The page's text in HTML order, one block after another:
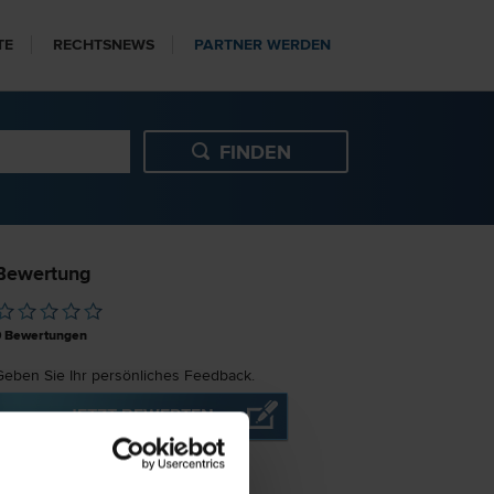
RECHTSNEWS PARTNER WERDEN
Bewertungen
Sie Ihr persönliches Feedback.
JETZT BEWERTEN